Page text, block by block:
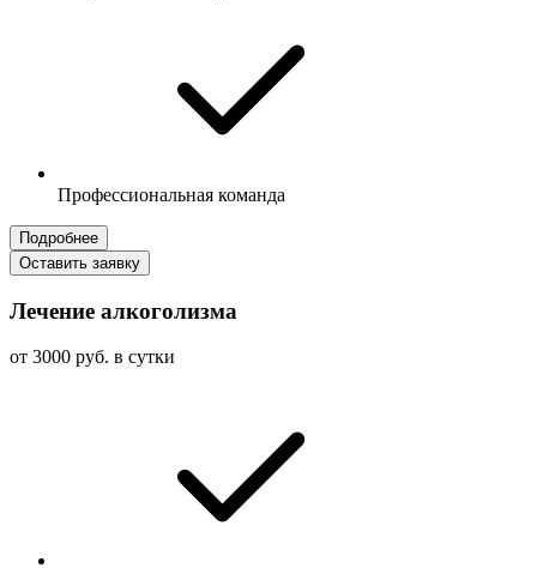
Профессиональная команда
Подробнее
Оставить заявку
Лечение алкоголизма
от 3000 руб. в сутки